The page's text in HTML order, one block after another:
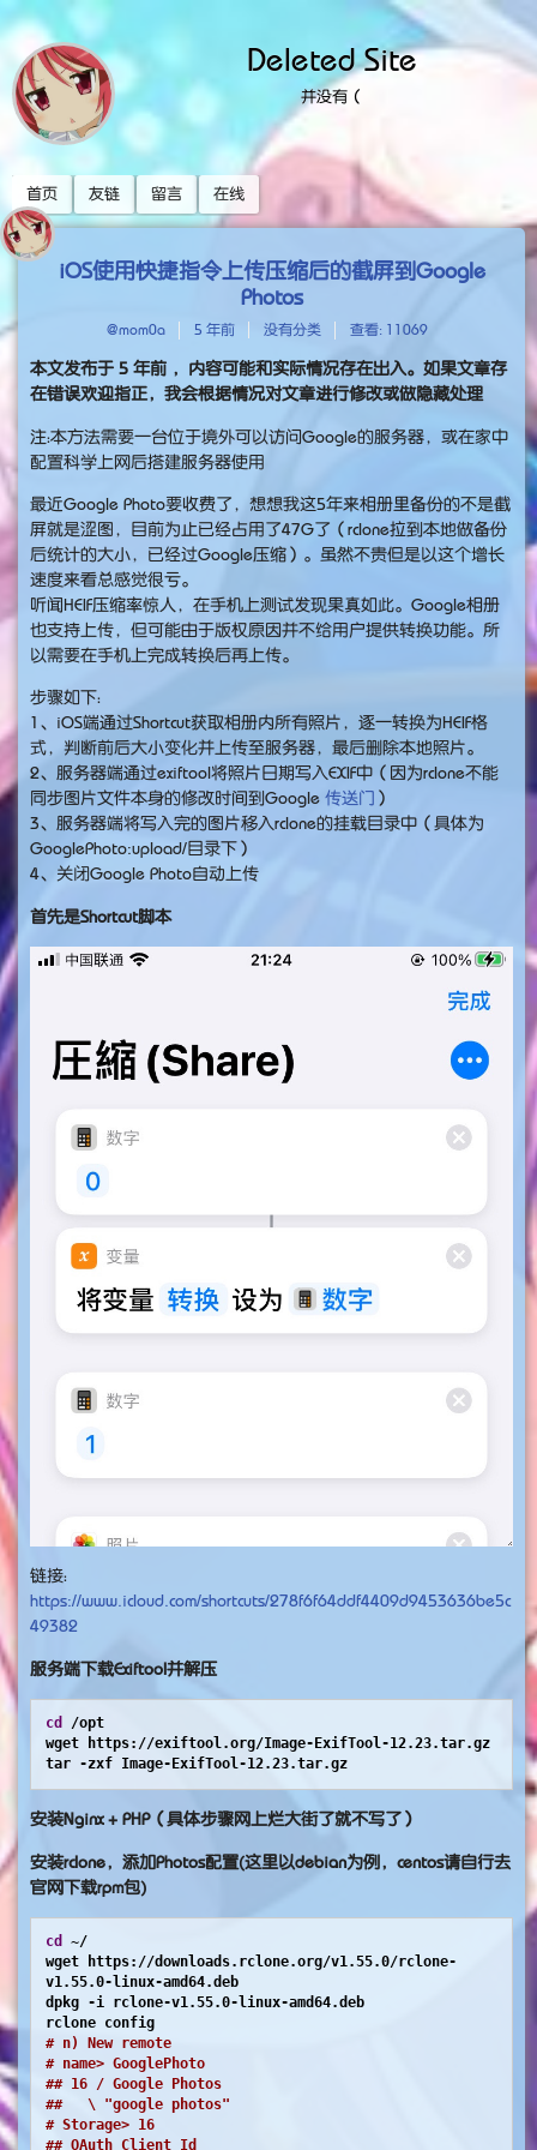
Deleted Site
并没有（
首页 友链 留言 在线
iOS使用快捷指令上传压缩后的截屏到Google
Photos
@mom0a 5 年前 没有分类 查看: 11069
本文发布于 5 年前 ，内容可能和实际情况存在出入。如果文章存
在错误欢迎指正，我会根据情况对文章进行修改或做隐藏处理
注：本方法需要一台位于境外可以访问Google的服务器，或在家中
配置科学上网后搭建服务器使用
最近Google Photo要收费了，想想我这5年来相册里备份的不是截
屏就是涩图，目前为止已经占用了47G了（rclone拉到本地做备份
后统计的大小，已经过Google压缩）。虽然不贵但是以这个增长
速度来看总感觉很亏。
听闻HEIF压缩率惊人，在手机上测试发现果真如此。Google相册
也支持上传，但可能由于版权原因并不给用户提供转换功能。所
以需要在手机上完成转换后再上传。
步骤如下：
1、iOS端通过Shortcut获取相册内所有照片，逐一转换为HEIF格
式，判断前后大小变化并上传至服务器，最后删除本地照片。
2、服务器端通过exiftool将照片日期写入EXIF中（因为rclone不能
同步图片文件本身的修改时间到Google 传送门
）
3、服务器端将写入完的图片移入rclone的挂载目录中（具体为
GooglePhoto:upload/目录下）
4、关闭Google Photo自动上传
首先是Shortcut脚本
链接：
https://www.icloud.com/shortcuts/278f6f64ddf4409d9453636be5c
49382
服务端下载Exiftool并解压
cd
/opt
wget https://exiftool.org/Image-ExifTool-12.23.tar.gz
tar -zxf Image-ExifTool-12.23.tar.gz
安装Nginx + PHP（具体步骤网上烂大街了就不写了）
安装rclone，添加Photos配置(这里以debian为例，centos请自行去
官网下载rpm包)
cd
~/
wget https://downloads.rclone.org/v1.55.0/rclone-
v1.55.0-linux-amd64.deb
dpkg -i rclone-v1.55.0-linux-amd64.deb
rclone config
# n) New remote
# name> GooglePhoto
## 16 / Google Photos
##   \ "google photos"
# Storage> 16
## OAuth Client Id